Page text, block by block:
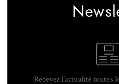
Recevez l'actualité toutes